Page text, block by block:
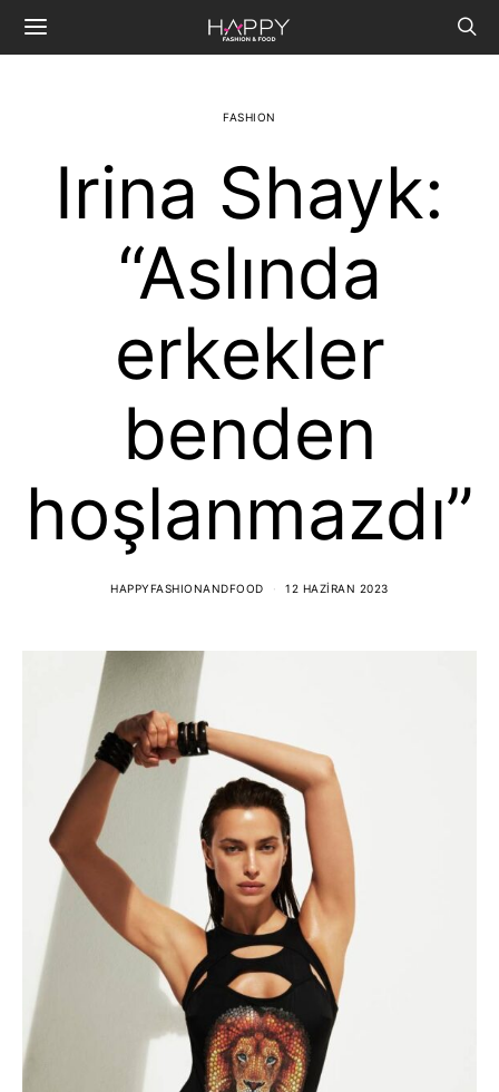
FASHION
Irina Shayk:
“Aslında
erkekler
benden
hoşlanmazdı”
HAPPYFASHIONANDFOOD 12 HAZIRAN 2023